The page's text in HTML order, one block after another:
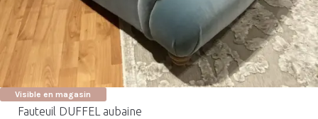
Visible en magasin
Fauteuil DUFFEL aubaine